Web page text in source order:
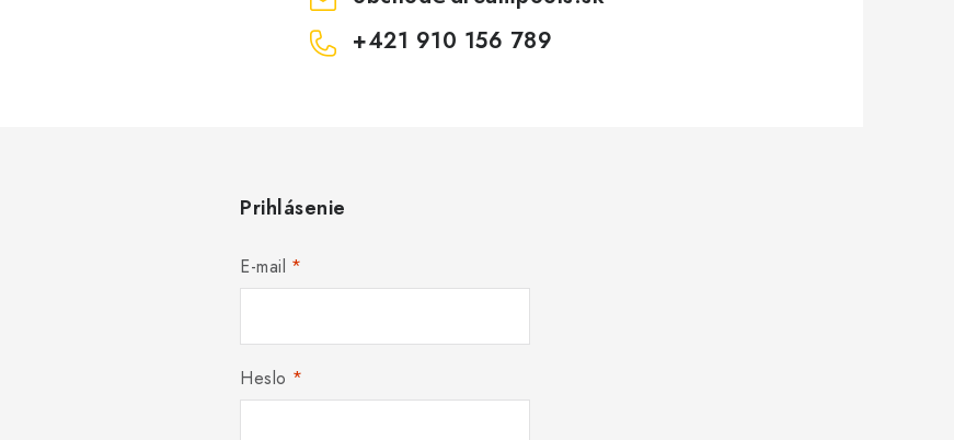
+421 910 156 789
Prihlásenie
E-mail
Heslo